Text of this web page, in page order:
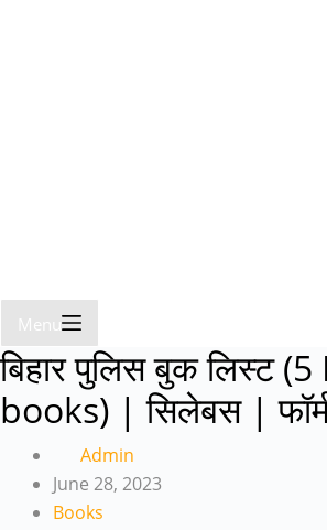
Menu
बिहार पुलिस बुक लिस्ट
books) | सिलेबस |
Admin
June 28, 2023
Books